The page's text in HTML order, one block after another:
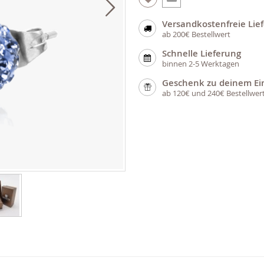
Versandkostenfreie
ab 200€ Bestellwert
Schnelle Lieferung
binnen 2-5 Werktagen
Geschenk zu deinem
ab 120€ und 240€